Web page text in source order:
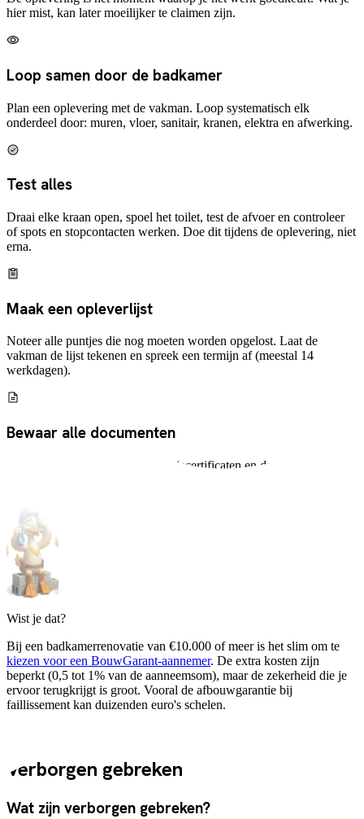
hier mist, kan later moeilijker te claimen zijn.
Loop samen door de badkamer
Plan een oplevering met de vakman. Loop systematisch elk
onderdeel door: muren, vloer, sanitair, kranen, elektra en afwerking.
Test alles
Draai elke kraan open, spoel het toilet, test de afvoer en controleer
of spots en stopcontacten werken. Doe dit tijdens de oplevering, niet
erna.
Maak een opleverlijst
Noteer alle puntjes die nog moeten worden opgelost. Laat de
vakman de lijst tekenen en spreek een termijn af (meestal 14
werkdagen).
Bewaar alle documenten
Offerte, contract, facturen, garantiecertificaten en de opleverlijst.
Wist je dat?
Bij een badkamerrenovatie van €10.000 of meer is het slim om te
kiezen voor een BouwGarant-aannemer. De extra kosten zijn
beperkt (0,5 tot 1% van de aanneemsom), maar de zekerheid die je
ervoor terugkrijgt is groot. Vooral de afbouwgarantie bij
faillissement kan duizenden euro's schelen.
Verborgen gebreken
Wat zijn verborgen gebreken?